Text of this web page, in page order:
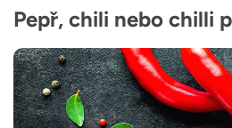
Pepř, chili nebo chilli